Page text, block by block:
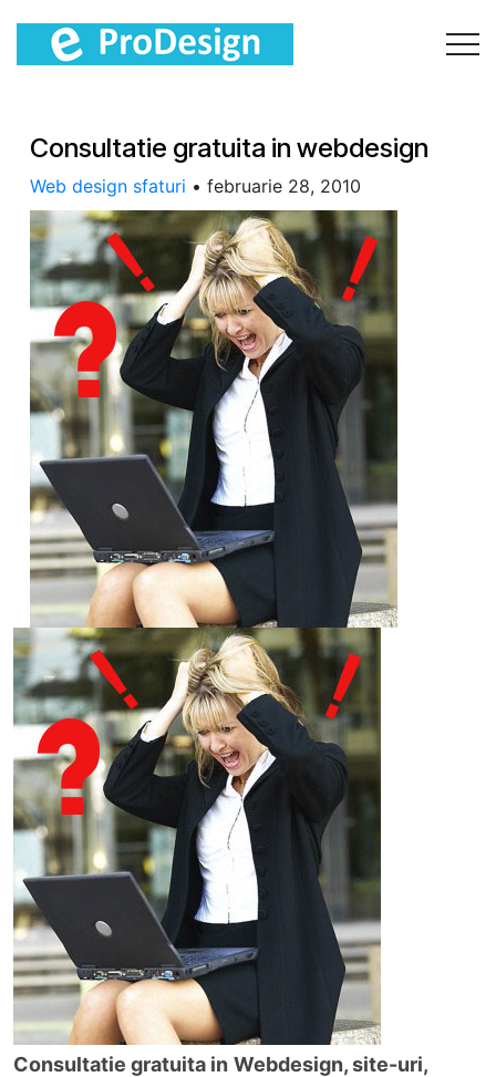
Consultatie gratuita in webdesign
Web design sfaturi • februarie 28, 2010
Consultatie gratuita in Webdesign, site-uri,